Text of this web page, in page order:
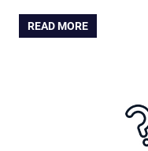
READ MORE